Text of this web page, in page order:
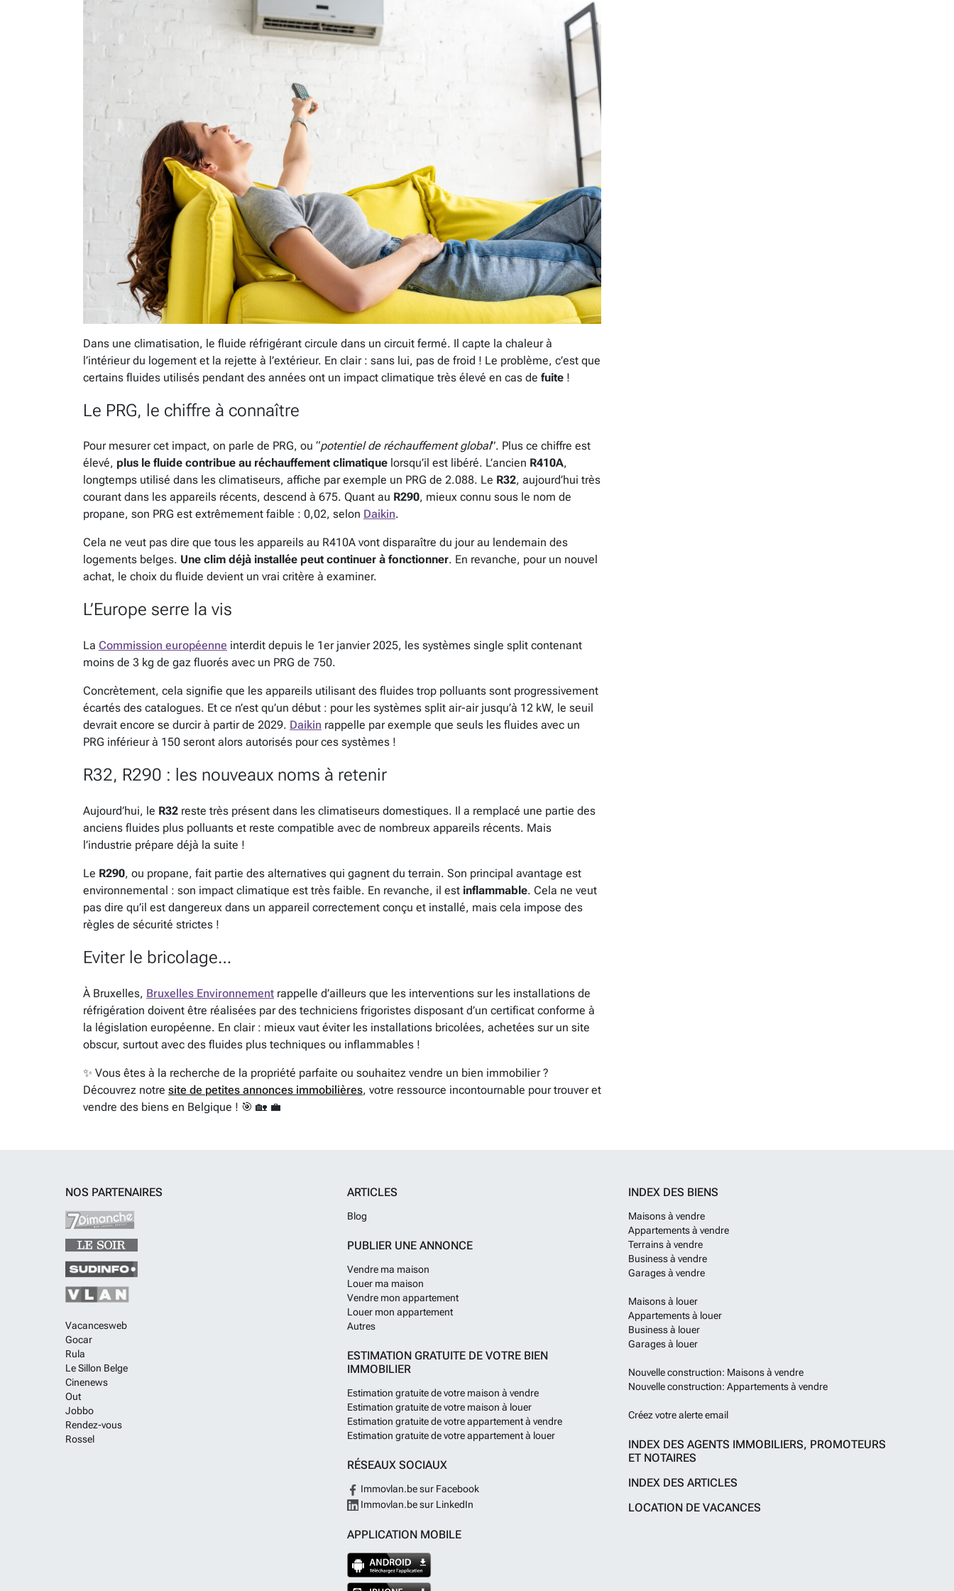
Dans une climatisation, le fluide réfrigérant circule dans un circuit fermé. Il capte la chaleur à
l’intérieur du logement et la rejette à l’extérieur. En clair : sans lui, pas de froid ! Le problème, c’est que
certains fluides utilisés pendant des années ont un impact climatique très élevé en cas de fuite !
Le PRG, le chiffre à connaître
Pour mesurer cet impact, on parle de PRG, ou “potentiel de réchauffement global”. Plus ce chiffre est
élevé, plus le fluide contribue au réchauffement climatique lorsqu’il est libéré. L’ancien R410A,
longtemps utilisé dans les climatiseurs, affiche par exemple un PRG de 2.088. Le R32, aujourd’hui très
courant dans les appareils récents, descend à 675. Quant au R290, mieux connu sous le nom de
propane, son PRG est extrêmement faible : 0,02, selon Daikin.
Cela ne veut pas dire que tous les appareils au R410A vont disparaître du jour au lendemain des
logements belges. Une clim déjà installée peut continuer à fonctionner. En revanche, pour un nouvel
achat, le choix du fluide devient un vrai critère à examiner.
L’Europe serre la vis
La Commission européenne interdit depuis le 1er janvier 2025, les systèmes single split contenant
moins de 3 kg de gaz fluorés avec un PRG de 750.
Concrètement, cela signifie que les appareils utilisant des fluides trop polluants sont progressivement
écartés des catalogues. Et ce n’est qu’un début : pour les systèmes split air-air jusqu’à 12 kW, le seuil
devrait encore se durcir à partir de 2029. Daikin rappelle par exemple que seuls les fluides avec un
PRG inférieur à 150 seront alors autorisés pour ces systèmes !
R32, R290 : les nouveaux noms à retenir
Aujourd’hui, le R32 reste très présent dans les climatiseurs domestiques. Il a remplacé une partie des
anciens fluides plus polluants et reste compatible avec de nombreux appareils récents. Mais
l’industrie prépare déjà la suite !
Le R290, ou propane, fait partie des alternatives qui gagnent du terrain. Son principal avantage est
environnemental : son impact climatique est très faible. En revanche, il est inflammable. Cela ne veut
pas dire qu’il est dangereux dans un appareil correctement conçu et installé, mais cela impose des
règles de sécurité strictes !
Eviter le bricolage…
À Bruxelles, Bruxelles Environnement rappelle d’ailleurs que les interventions sur les installations de
réfrigération doivent être réalisées par des techniciens frigoristes disposant d’un certificat conforme à
la législation européenne. En clair : mieux vaut éviter les installations bricolées, achetées sur un site
obscur, surtout avec des fluides plus techniques ou inflammables !
✨ Vous êtes à la recherche de la propriété parfaite ou souhaitez vendre un bien immobilier ?
Découvrez notre site de petites annonces immobilières, votre ressource incontournable pour trouver et
vendre des biens en Belgique ! 🎯 🏡 💼
NOS PARTENAIRES
Vacancesweb
Gocar
Rula
Le Sillon Belge
Cinenews
Out
Jobbo
Rendez-vous
Rossel
ARTICLES
Blog
PUBLIER UNE ANNONCE
Vendre ma maison
Louer ma maison
Vendre mon appartement
Louer mon appartement
Autres
ESTIMATION GRATUITE DE VOTRE BIEN
IMMOBILIER
Estimation gratuite de votre maison à vendre
Estimation gratuite de votre maison à louer
Estimation gratuite de votre appartement à vendre
Estimation gratuite de votre appartement à louer
RÉSEAUX SOCIAUX
Immovlan.be sur Facebook
Immovlan.be sur LinkedIn
APPLICATION MOBILE
INDEX DES BIENS
Maisons à vendre
Appartements à vendre
Terrains à vendre
Business à vendre
Garages à vendre
Maisons à louer
Appartements à louer
Business à louer
Garages à louer
Nouvelle construction: Maisons à vendre
Nouvelle construction: Appartements à vendre
Créez votre alerte email
INDEX DES AGENTS IMMOBILIERS, PROMOTEURS
ET NOTAIRES
INDEX DES ARTICLES
LOCATION DE VACANCES